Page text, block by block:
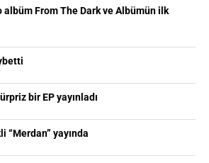
albüm From The Dark ve Albümün ilk
bir EP yayınladı
“Merdan” yayında